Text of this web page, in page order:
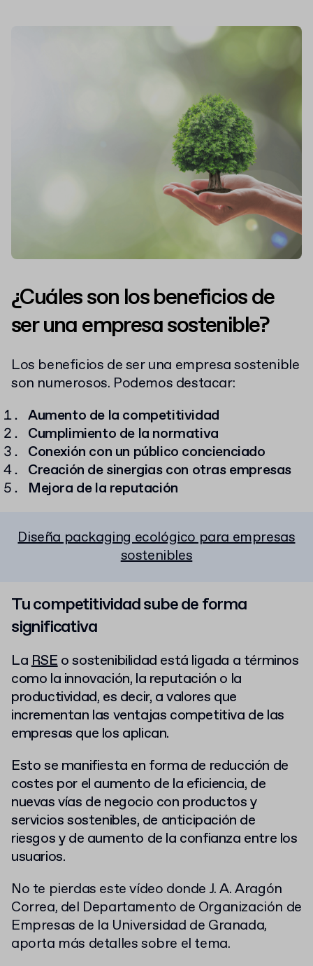
¿Cuáles son los beneficios de
ser una empresa sostenible?
Los beneficios de ser una empresa sostenible
son numerosos. Podemos destacar:
Aumento de la competitividad
Cumplimiento de la normativa
Conexión con un público concienciado
Creación de sinergias con otras empresas
Mejora de la reputación
Diseña packaging ecológico para empresas
sostenibles
Tu competitividad sube de forma
significativa
LaRSEo sostenibilidad está ligada a términos
como la innovación, la reputación o la
productividad, es decir, a valores que
incrementan las ventajas competitiva de las
empresas que los aplican.
Esto se manifiesta en forma de reducción de
costes por el aumento de la eficiencia, de
nuevas vías de negocio con productos y
servicios sostenibles, de anticipación de
riesgos y de aumento de la confianza entre los
usuarios.
No te pierdas este vídeo donde J. A. Aragón
Correa, del Departamento de Organización de
Empresas de la Universidad de Granada,
aporta más detalles sobre el tema.